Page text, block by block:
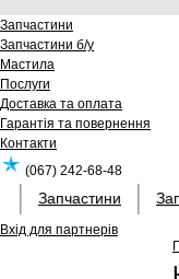
Запчастини
Запчастини б/у
Мастила
Послуги
Доставка та оплата
Гарантія та повернення
Контакти
(067) 242-68-48
Вхід для партнерів
Запчастини